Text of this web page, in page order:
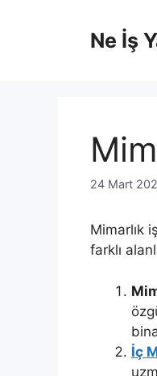
Ne İş
24 Mart
Mimarlık
farklı
İç